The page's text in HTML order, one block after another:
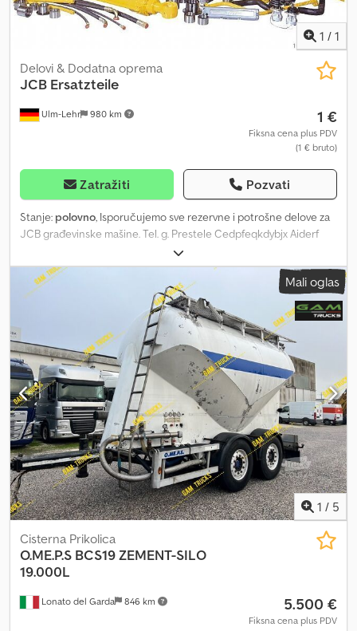
1 / 1
Ulm-Lehr 980 km
Delovi & Dodatna oprema
JCB Ersatzteile
1 €
Fiksna cena plus PDV
(1 € bruto)
Zatražiti Pozvati
Stanje: polovno, Isporučujemo sve rezervne i potrošne delove za
JCB građevinske mašine. Tel. g. Prestele Cedpfeqkdybjx Aiderf
Mali oglas
1 / 5
Lonato del Garda 846 km
Cisterna Prikolica
O.ME.P.S BCS19 ZEMENT-SILO
19.000L
5.500 €
Fiksna cena plus PDV